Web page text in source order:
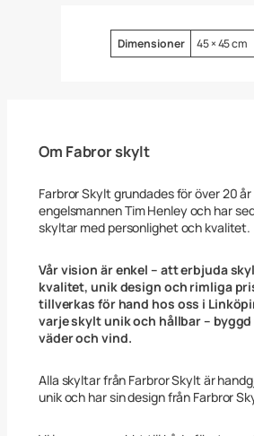
H
s
t
4
5
4
5
c
m
m
ä
d
Attribut Värde
Dimensioner 45 × 45 cm
Om Fabror skylt
Farbror Skylt grundades för över 20
engelsmannen Tim Henley och har
skyltar med personlighet och kvalitet.
Vår vision är enkel – att erbjuda
kvalitet, unik design och rimliga
tillverkas för hand hos oss i
varje skylt unik och hållbar –
väder och vind.
Alla skyltar från Farbror Skylt är
unik och har sin design från Farbror